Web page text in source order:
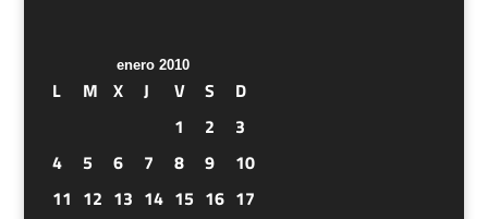
enero 2010
L M X J V S
D
1
2
3
4
5 6 7 8 9
10
11 12 13 14 15 16 17